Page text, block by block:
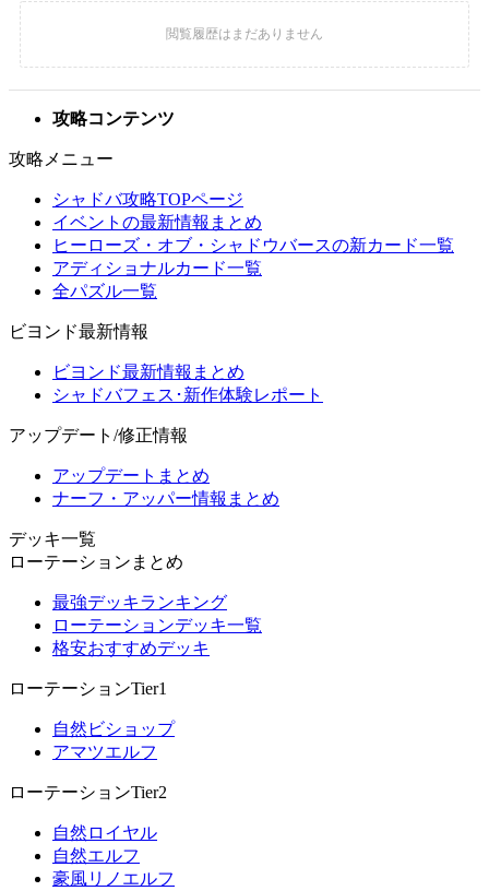
攻略コンテンツ
攻略メニュー
シャドバ攻略TOPページ
イベントの最新情報まとめ
ヒーローズ・オブ・シャドウバースの新カード一覧
アディショナルカード一覧
全パズル一覧
ビヨンド最新情報
ビヨンド最新情報まとめ
シャドバフェス･新作体験レポート
アップデート/修正情報
アップデートまとめ
ナーフ・アッパー情報まとめ
デッキ一覧
ローテーションまとめ
最強デッキランキング
ローテーションデッキ一覧
格安おすすめデッキ
ローテーションTier1
自然ビショップ
アマツエルフ
ローテーションTier2
自然ロイヤル
自然エルフ
豪風リノエルフ